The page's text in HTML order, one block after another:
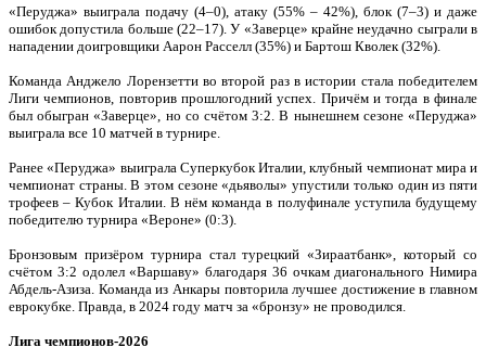
«Перуджа» выиграла подачу (4–0), атаку (55% – 42%), блок (7–3) и даже
ошибок допустила больше (22–17). У «Заверце» крайне неудачно сыграли в
нападении доигровщики Аарон Расселл (35%) и Бартош Кволек (32%).
Команда Анджело Лорензетти во второй раз в истории стала победителем
Лиги чемпионов, повторив прошлогодний успех. Причём и тогда в финале
был обыгран «Заверце», но со счётом 3:2. В нынешнем сезоне «Перуджа»
выиграла все 10 матчей в турнире.
Ранее «Перуджа» выиграла Суперкубок Италии, клубный чемпионат мира и
чемпионат страны. В этом сезоне «дьяволы» упустили только один из пяти
трофеев – Кубок Италии. В нём команда в полуфинале уступила будущему
победителю турнира «Вероне» (0:3).
Бронзовым призёром турнира стал турецкий «Зираатбанк», который со
счётом 3:2 одолел «Варшаву» благодаря 36 очкам диагонального Нимира
Абдель-Азиза. Команда из Анкары повторила лучшее достижение в главном
еврокубке. Правда, в 2024 году матч за «бронзу» не проводился.
Лига чемпионов-2026